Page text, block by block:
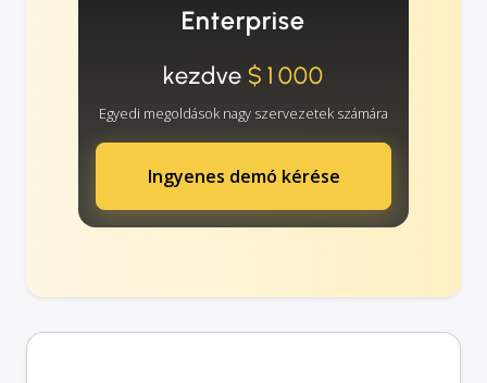
Enterprise
kezdve$1000
Egyedi megoldások nagy szervezetek számára
Ingyenes demó kérése